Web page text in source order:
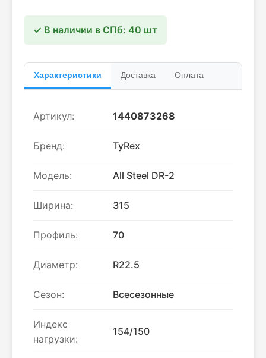
✓ В наличии в СПб: 40 шт
Характеристики Доставка Оплата
Артикул: 1440873268
Бренд: TyRex
Модель: All Steel DR-2
Ширина: 315
Профиль: 70
Диаметр: R22.5
Сезон: Всесезонные
Индекс
нагрузки:
154/150